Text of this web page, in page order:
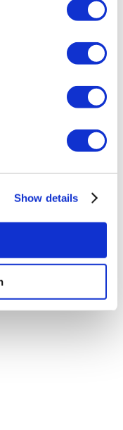
Show details